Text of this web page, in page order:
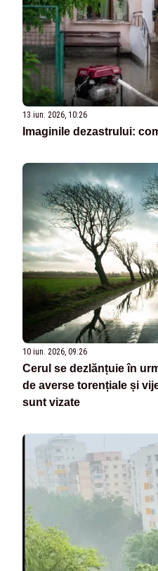
13 iun. 2026, 10:26
Imaginile dezastrului:
10 iun. 2026, 09:26
Cerul se dezlănțuie în
de averse torențiale și
sunt vizate